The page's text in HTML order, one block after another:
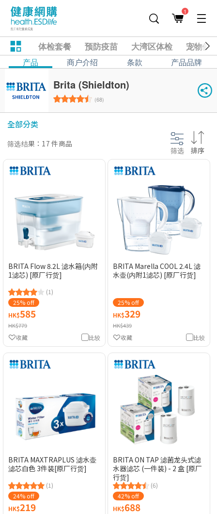
1
体检套餐 预防疫苗 大湾区体检 宠物健
产品 商户介绍 条款 产品品牌
Brita (Shieldton)
(68)
全部分类
筛选结果：17 件商品
筛选 排序
BRITA Flow 8.2L 滤水箱(内附
1滤芯) [原厂行货]
(1)
25% off
HK$585
HK$779
比较
收藏
BRITA Marella COOL 2.4L 滤
水壶(内附1滤芯) [原厂行货]
25% off
HK$329
HK$439
比较
收藏
BRITA MAXTRAPLUS 滤水壶
滤芯白色 3件装[原厂行货]
(1)
24% off
HK$219
BRITA ON TAP 滤菌龙头式滤
水器滤芯 (一件装) - 2 盒 [原厂
行货]
(6)
42% off
HK$688